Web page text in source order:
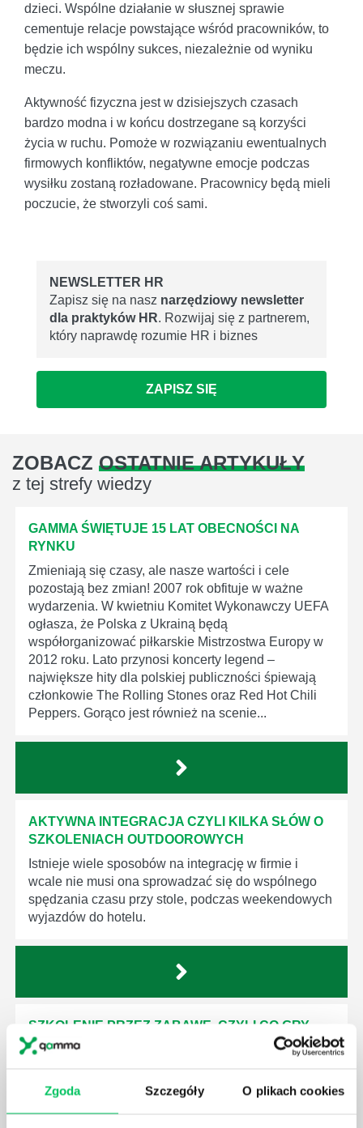
Zgoda Szczegóły O plikach cookies
dzieci. Wspólne działanie w słusznej sprawie
cementuje relacje powstające wśród pracowników, to
będzie ich wspólny sukces, niezależnie od wyniku
meczu.
Aktywność fizyczna jest w dzisiejszych czasach
bardzo modna i w końcu dostrzegane są korzyści
życia w ruchu. Pomoże w rozwiązaniu ewentualnych
firmowych konfliktów, negatywne emocje podczas
wysiłku zostaną rozładowane. Pracownicy będą mieli
poczucie, że stworzyli coś sami.
NEWSLETTER HR
Zapisz się na nasz narzędziowy newsletter
dla praktyków HR. Rozwijaj się z partnerem,
który naprawdę rozumie HR i biznes
ZAPISZ SIĘ
ZOBACZ OSTATNIE ARTYKUŁY
z tej strefy wiedzy
GAMMA ŚWIĘTUJE 15 LAT OBECNOŚCI NA
RYNKU
Zmieniają się czasy, ale nasze wartości i cele
pozostają bez zmian! 2007 rok obfituje w ważne
wydarzenia. W kwietniu Komitet Wykonawczy UEFA
ogłasza, że Polska z Ukrainą będą
współorganizować piłkarskie Mistrzostwa Europy w
2012 roku. Lato przynosi koncerty legend –
największe hity dla polskiej publiczności śpiewają
członkowie The Rolling Stones oraz Red Hot Chili
Peppers. Gorąco jest również na scenie...
AKTYWNA INTEGRACJA CZYLI KILKA SŁÓW O
SZKOLENIACH OUTDOOROWYCH
Istnieje wiele sposobów na integrację w firmie i
wcale nie musi ona sprowadzać się do wspólnego
spędzania czasu przy stole, podczas weekendowych
wyjazdów do hotelu.
SZKOLENIE PRZEZ ZABAWĘ, CZYLI CO GRY
INTEGRACYJNE WNOSZĄ DO GRUPY?
przybierają urozmaicone formy, bardzo odległe od